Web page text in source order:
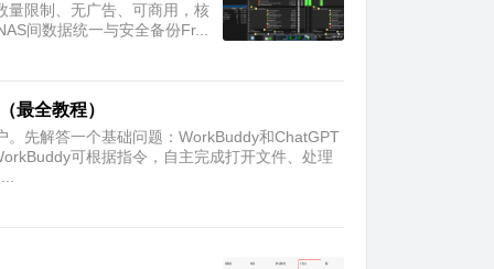
量限制、无广告、可商用，核
间数据统一与安全备份Fr...
最全教程）
先解答一个基础问题：WorkBuddy和ChatGPT
可根据指令，自主完成打开文件、处理